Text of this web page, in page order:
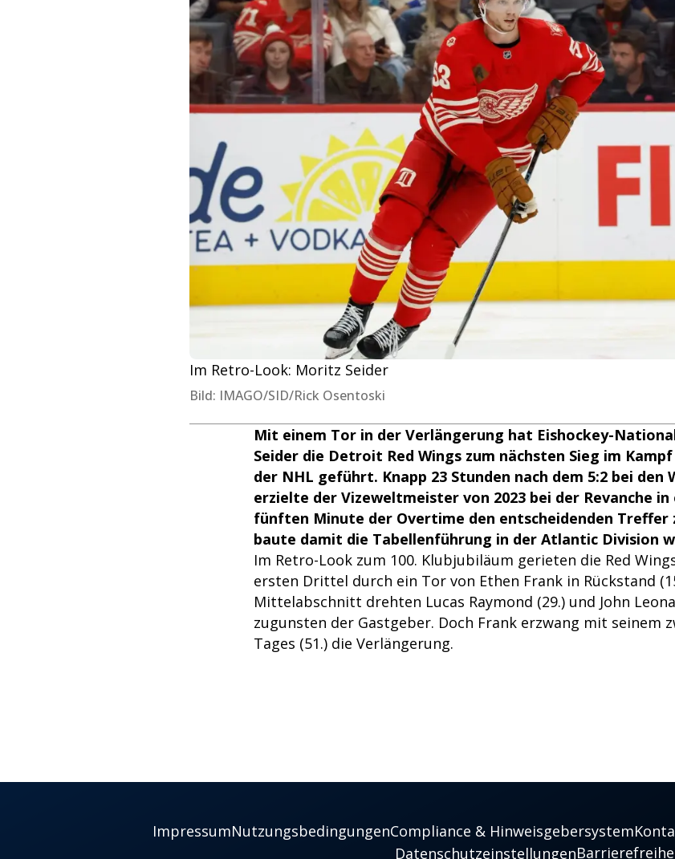
Im Retro-Look: Moritz Seider
Bild: IMAGO/SID/Rick Osentoski
Mit einem Tor in der Verlängerung hat Eishockey-
Seider die Detroit Red Wings zum nächsten Sieg im
der NHL geführt. Knapp 23 Stunden nach dem 5:2 bei den
erzielte der Vizeweltmeister von 2023 bei der Revanche
fünften Minute der Overtime den entscheidenden Treffer
baute damit die Tabellenführung in der Atlantic Division
Im Retro-Look zum 100. Klubjubiläum gerieten die Red
ersten Drittel durch ein Tor von Ethen Frank in Rückstand
Mittelabschnitt drehten Lucas Raymond (29.) und John
zugunsten der Gastgeber. Doch Frank erzwang mit seinem
Tages (51.) die Verlängerung.
ImpressumNutzungsbedingungenCompliance & Hinweisgebersystem
Datenschutzeinstellungen